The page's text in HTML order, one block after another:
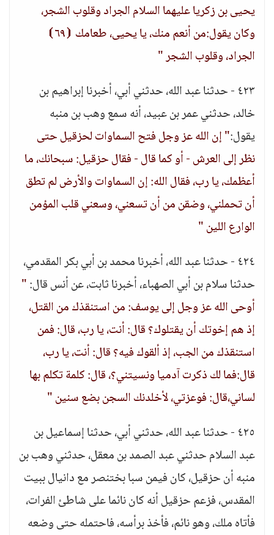
يحيى بن زكريا عليهما السلام الجراد وقلوب الشجر،
وكان يقول:من أنعم منك، يا يحيى، طعامك ⦗٦٩⦘
الجراد، وقلوب الشجر "
٤٢٣ - حدثنا عبد الله، حدثني أبي، أخبرنا إبراهيم بن
خالد، حدثني عمر بن عبيد، أنه سمع وهب بن منبه
يقول:" إن الله عز وجل فتح السماوات لحزقيل حتى
نظر إلى العرش - أو كما قال - فقال حزقيل: سبحانك، ما
أعظمك، يا رب، فقال الله: إن السماوات والأرض لم تطق
أن تحملني، وضقن من أن تسعني، وسعني قلب المؤمن
الوارع اللين "
٤٢٤ - حدثنا عبد الله، أخبرنا محمد بن أبي بكر المقدمي،
حدثنا سلام بن أبي الصهباء، أخبرنا ثابت، عن أنس قال:"
أوحى الله عز وجل إلى يوسف: من استنقذك من القتل،
إذ هم إخوتك أن يقتلوك؟ قال: أنت، يا رب، قال: فمن
استنقذك من الجب، إذ ألقوك فيه؟ قال: أنت، يا رب،
قال:فما لك ذكرت آدميا ونسيتني؟، قال: كلمة تكلم بها
لساني،قال: فوعزتي، لأخلدنك السجن بضع سنين "
٤٢٥ - حدثنا عبد الله، حدثني أبي، حدثنا إسماعيل بن
عبد السلام حدثني عبد الصمد بن معقل، حدثني وهب بن
منبه أن حزقيل، كان فيمن سبا بختنصر مع دانيال ببيت
المقدس، فزعم حزقيل أنه كان نائما على شاطئ الفرات،
فأتاه ملك، وهو نائم، فأخذ برأسه، فاحتمله حتى وضعه